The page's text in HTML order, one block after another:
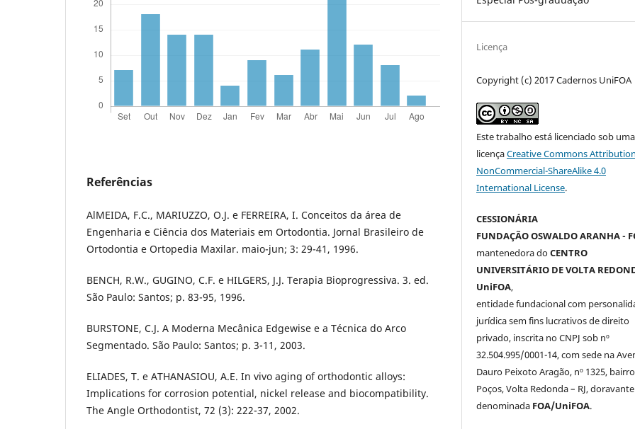
Referências
AlMEIDA, F.C., MARIUZZO, O.J. e FERREIRA, I. Conceitos da área de
Engenharia e Ciência dos Materiais em Ortodontia. Jornal Brasileiro de
Ortodontia e Ortopedia Maxilar. maio-jun; 3: 29-41, 1996.
BENCH, R.W., GUGINO, C.F. e HILGERS, J.J. Terapia Bioprogressiva. 3. ed.
São Paulo: Santos; p. 83-95, 1996.
BURSTONE, C.J. A Moderna Mecânica Edgewise e a Técnica do Arco
Segmentado. São Paulo: Santos; p. 3-11, 2003.
ELIADES, T. e ATHANASIOU, A.E. In vivo aging of orthodontic alloys:
Implications for corrosion potential, nickel release and biocompatibility.
The Angle Orthodontist, 72 (3): 222-37, 2002.
Licença
Copyright (c) 2017 Cadernos UniFOA
Este trabalho está licenciado sob uma
licençaCreative Commons
NonCommercial-ShareAlike 4.0
International License.
CESSIONÁRIA
FUNDAÇÃO OSWALDO ARANHA -
mantenedora doCENTRO
UNIVERSITÁRIO DE VOLTA
UniFOA,
entidade fundacional com
jurídica sem fins lucrativos de direito
privado, inscrita no CNPJ sob nº
32.504.995/0001-14, com sede na
Dauro Peixoto Aragão, nº 1325,
Poços, Volta Redonda – RJ, doravante
denominada FOA/UniFOA.